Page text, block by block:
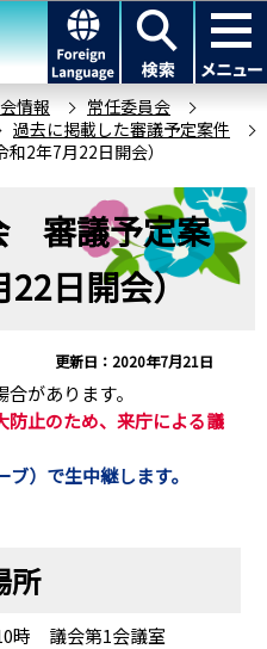
本文へ移動
情報
常任委員会
過去に掲載した審議予定案件
2年7月22日開会）
審議予定案
22日開会）
更新日：2020年7月21日
があります。
防止のため、来庁による議
）で生中継します。
所
時 議会第1会議室